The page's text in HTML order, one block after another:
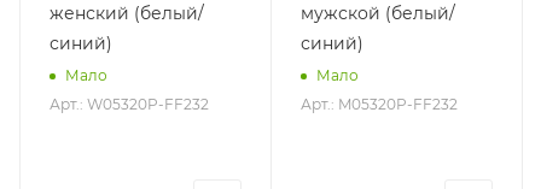
женский (белый/
синий)
Мало
Арт.: W05320P-FF232
мужской (белый/
синий)
Мало
Арт.: M05320P-FF232